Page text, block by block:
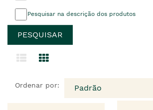
Pesquisar na descrição dos produtos
Ordenar por: Padrão